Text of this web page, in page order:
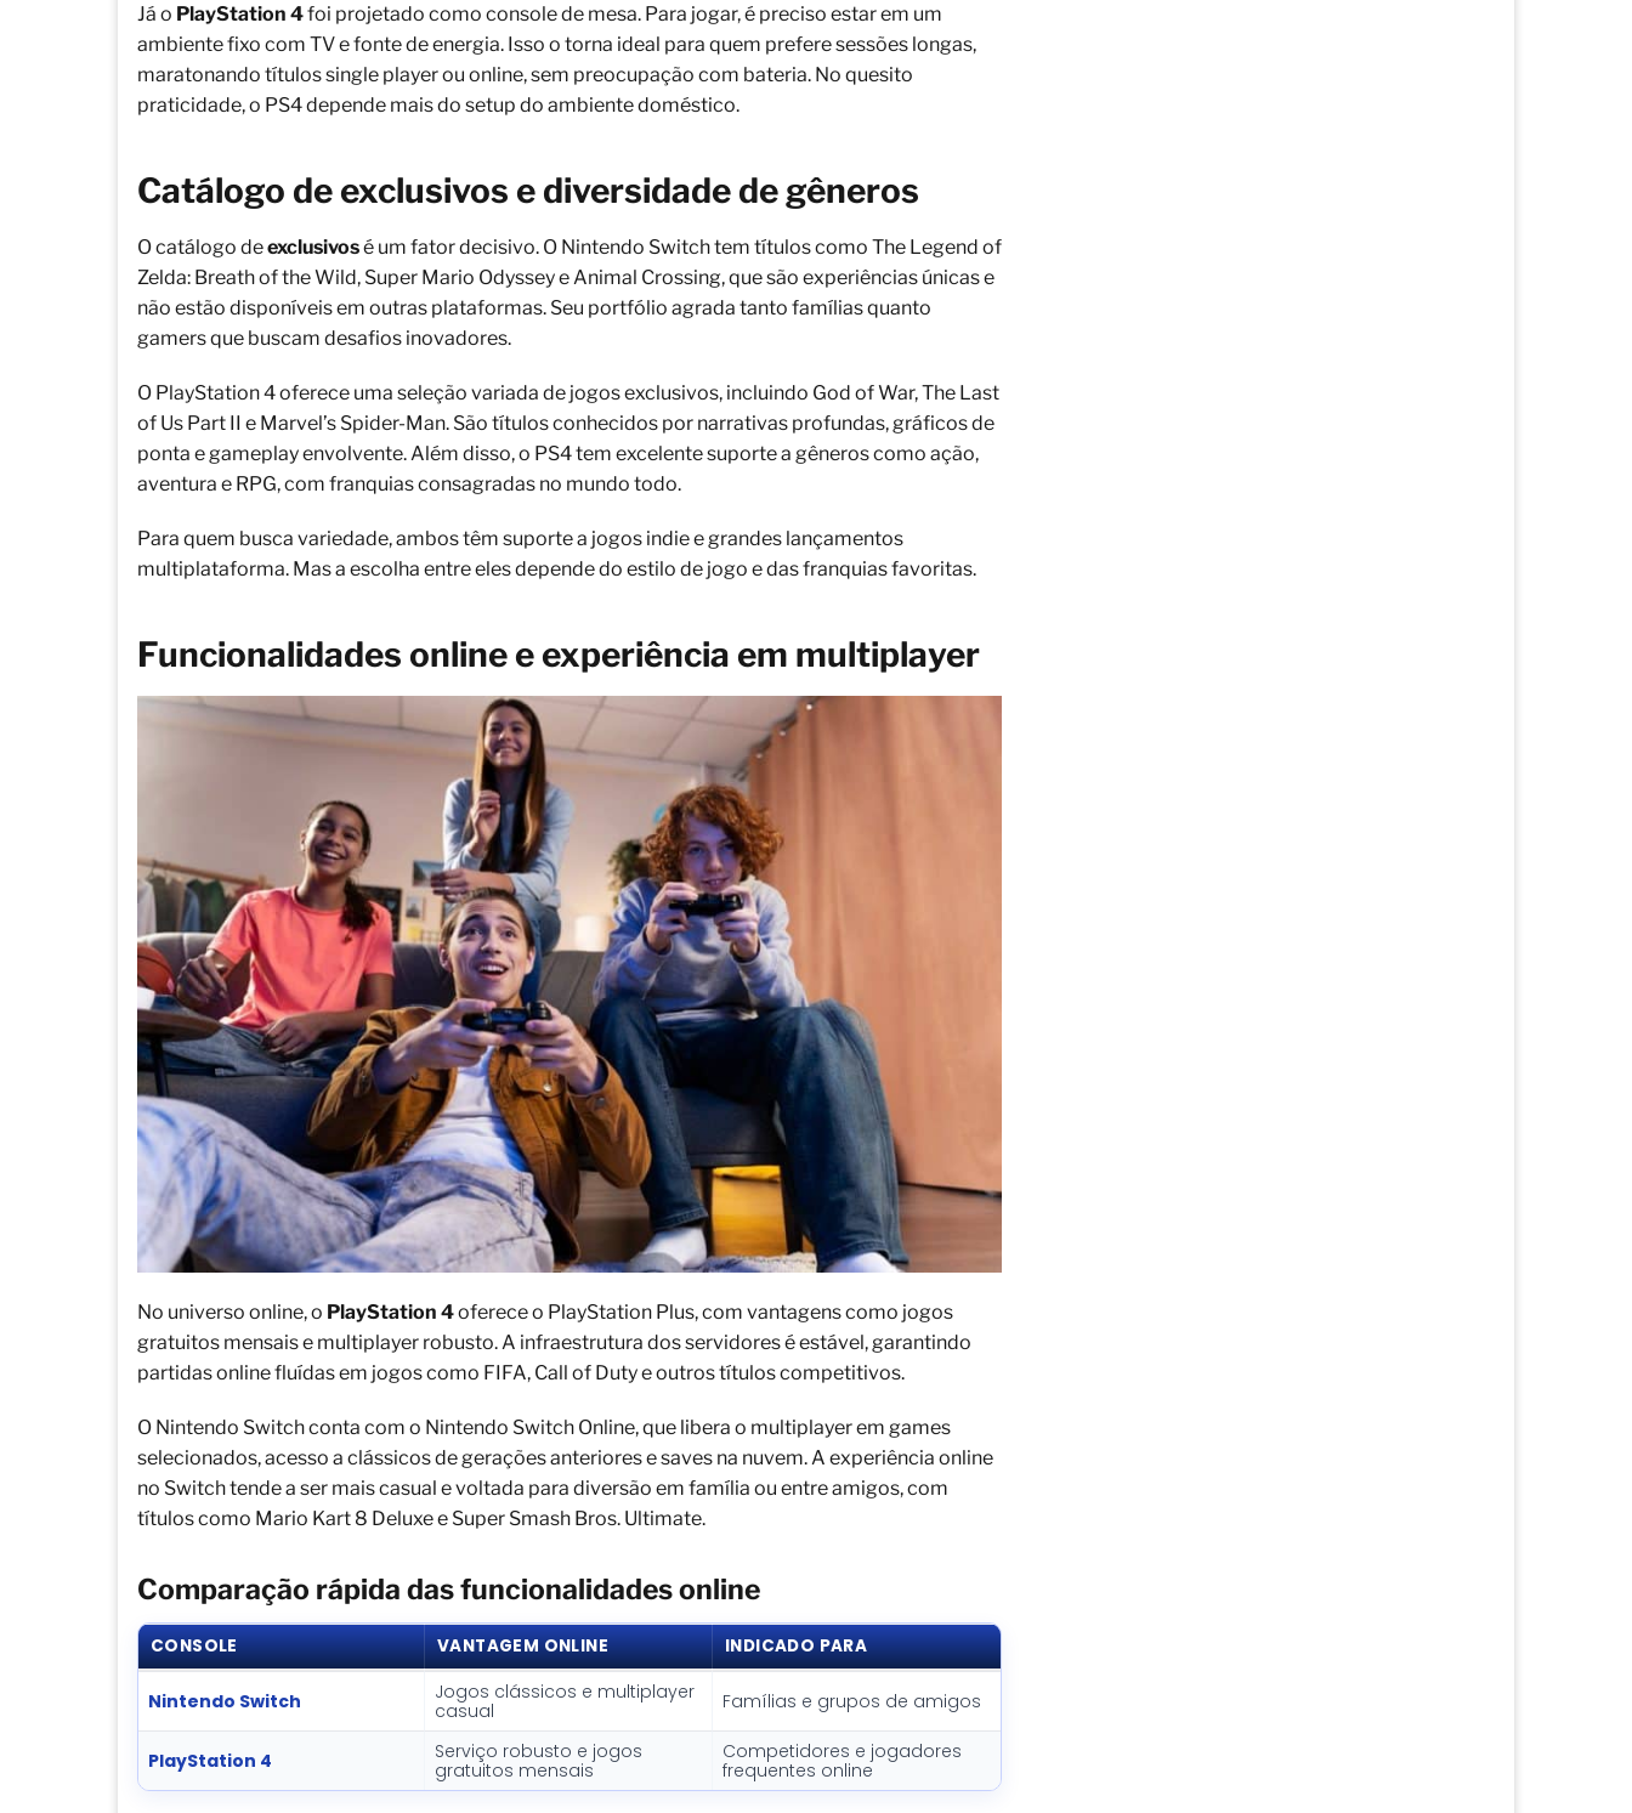
Já o PlayStation 4foi projetado como console de mesa. Para jogar, é preciso estar em um
ambiente fixo com TV e fonte de energia. Isso o torna ideal para quem prefere sessões longas,
maratonando títulos single player ou online, sem preocupação com bateria. No quesito
praticidade, o PS4 depende mais do setup do ambiente doméstico.
Catálogo de exclusivos e diversidade de gêneros
O catálogo deexclusivosé um fator decisivo. O Nintendo Switch tem títulos como The Legend of
Zelda: Breath of the Wild, Super Mario Odyssey e Animal Crossing, que são experiências únicas e
não estão disponíveis em outras plataformas. Seu portfólio agrada tanto famílias quanto
gamers que buscam desafios inovadores.
O PlayStation 4 oferece uma seleção variada de jogos exclusivos, incluindo God of War, The Last
of Us Part II e Marvel’s Spider-Man. São títulos conhecidos por narrativas profundas, gráficos de
ponta e gameplay envolvente. Além disso, o PS4 tem excelente suporte a gêneros como ação,
aventura e RPG, com franquias consagradas no mundo todo.
Para quem busca variedade, ambos têm suporte a jogos indie e grandes lançamentos
multiplataforma. Mas a escolha entre eles depende do estilo de jogo e das franquias favoritas.
Funcionalidades online e experiência em multiplayer
No universo online, o PlayStation 4oferece o PlayStation Plus, com vantagens como jogos
gratuitos mensais e multiplayer robusto. A infraestrutura dos servidores é estável, garantindo
partidas online fluídas em jogos como FIFA, Call of Duty e outros títulos competitivos.
O Nintendo Switch conta com o Nintendo Switch Online, que libera o multiplayer em games
selecionados, acesso a clássicos de gerações anteriores e saves na nuvem. A experiência online
no Switch tende a ser mais casual e voltada para diversão em família ou entre amigos, com
títulos como Mario Kart 8 Deluxe e Super Smash Bros. Ultimate.
Comparação rápida das funcionalidades online
CONSOLE VANTAGEM ONLINE INDICADO PARA
Nintendo Switch
Jogos clássicos e multiplayer
casual
Famílias e grupos de amigos
PlayStation 4
Serviço robusto e jogos
gratuitos mensais
Competidores e jogadores
frequentes online